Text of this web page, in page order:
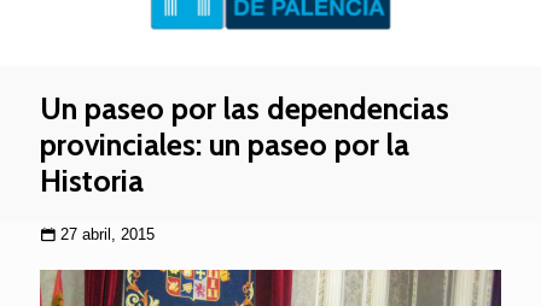
Un paseo por las dependencias
provinciales: un paseo por la
Historia
27 abril, 2015